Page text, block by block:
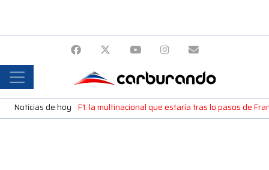
Noticias de hoy F1: la multinacional que estaría tras lo pasos de